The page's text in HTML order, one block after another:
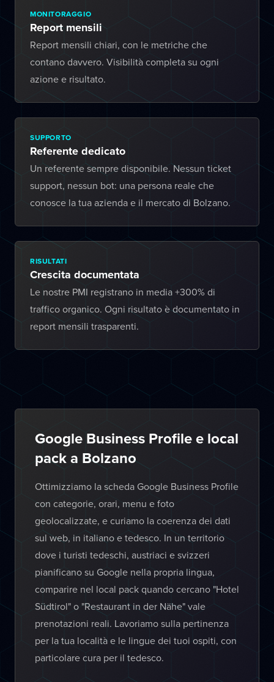
MONITORAGGIO
Report mensili
Report mensili chiari, con le metriche che
contano davvero. Visibilità completa su ogni
azione e risultato.
SUPPORTO
Referente dedicato
Un referente sempre disponibile. Nessun ticket
support, nessun bot: una persona reale che
conosce la tua azienda e il mercato di Bolzano.
RISULTATI
Crescita documentata
Le nostre PMI registrano in media +300% di
traffico organico. Ogni risultato è documentato in
report mensili trasparenti.
Google Business Profile e local
pack a Bolzano
Ottimizziamo la scheda Google Business Profile
con categorie, orari, menu e foto
geolocalizzate, e curiamo la coerenza dei dati
sul web, in italiano e tedesco. In un territorio
dove i turisti tedeschi, austriaci e svizzeri
pianificano su Google nella propria lingua,
comparire nel local pack quando cercano "Hotel
Südtirol" o "Restaurant in der Nähe" vale
prenotazioni reali. Lavoriamo sulla pertinenza
per la tua località e le lingue dei tuoi ospiti, con
particolare cura per il tedesco.